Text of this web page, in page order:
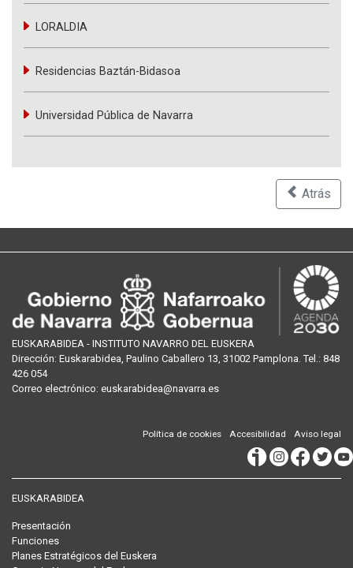
LORALDIA
Residencias Baztán-Bidasoa
Universidad Pública de Navarra
Atrás
EUSKARABIDEA - INSTITUTO NAVARRO DEL EUSKERA
Dirección: Euskarabidea, Paulino Caballero 13, 31002 Pamplona. Tel.: 848
426 054
Correo electrónico: euskarabidea@navarra.es
Aviso legal
Accesibilidad
Política de cookies
EUSKARABIDEA
Presentación
Funciones
Planes Estratégicos del Euskera